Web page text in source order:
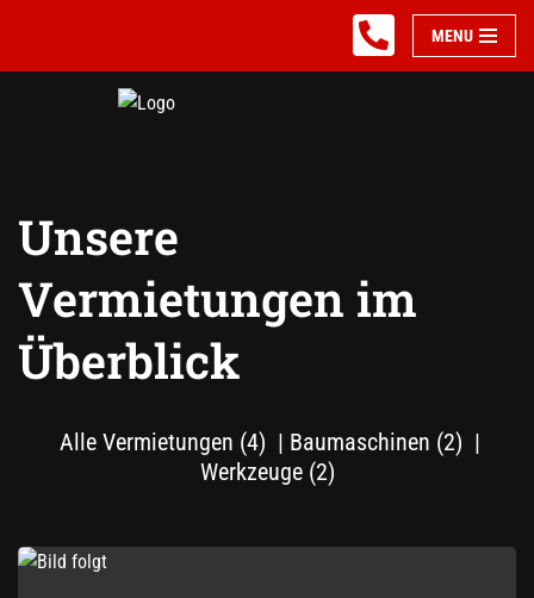
MENU
Unsere
Vermietungen im
Überblick
Alle Vermietungen (4) Baumaschinen (2)
Werkzeuge(2)